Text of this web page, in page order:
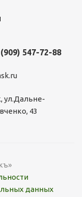
547-72-88
ул.Дальне-
43
данных